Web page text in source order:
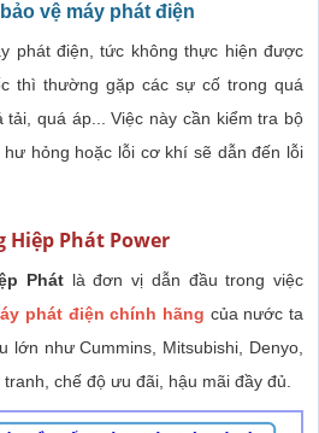
vệ máy phát điện
phát điện, tức không thực hiện được
thì thường gặp các sự cố trong quá
quá áp... Việc này cần kiểm tra bộ
hỏng hoặc lỗi cơ khí sẽ dẫn đến lỗi
Hiệp Phát Power
Phátlà đơn vị dẫn đầu trong việc
phát điện chính hãng của nước ta
lớn như Cummins, Mitsubishi, Denyo,
chế độ ưu đãi, hậu mãi đầy đủ.